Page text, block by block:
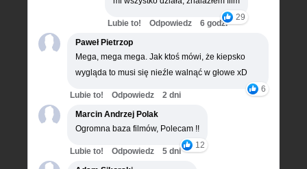
29
Lubie to! Odpowiedz
6 godz.
Paweł Pietrzop
Mega, mega mega. Jak ktoś mówi, że kiepsko
wygląda to musi się nieźle walnąć w głowe xD
6
Lubie to! Odpowiedz
2 dni
Marcin Andrzej Polak
Ogromna baza filmów, Polecam !!
12
Lubie to! Odpowiedz
5 dni